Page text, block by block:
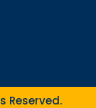
Reserved.